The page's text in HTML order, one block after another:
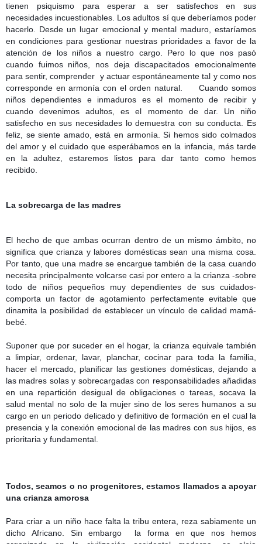
tienen psiquismo para esperar a ser satisfechos en sus
necesidades incuestionables. Los adultos sí que deberíamos poder
hacerlo. Desde un lugar emocional y mental maduro, estaríamos
en condiciones para gestionar nuestras prioridades a favor de la
atención de los niños a nuestro cargo. Pero lo que nos pasó
cuando fuimos niños, nos deja discapacitados emocionalmente
para sentir, comprender y actuar espontáneamente tal y como nos
corresponde en armonía con el orden natural.
Cuando somos
niños dependientes e inmaduros es el momento de recibir y
cuando devenimos adultos, es el momento de dar. Un niño
satisfecho en sus necesidades lo demuestra con su conducta. Es
feliz, se siente amado, está en armonía. Si hemos sido colmados
del amor y el cuidado que esperábamos en la infancia, más tarde
en la adultez, estaremos listos para dar tanto como hemos
recibido.
La sobrecarga de las madres
El hecho de que ambas ocurran dentro de un mismo ámbito, no
significa que crianza y labores domésticas sean una misma cosa.
Por tanto, que una madre se encargue también de la casa cuando
necesita principalmente volcarse casi por entero a la crianza -sobre
todo de niños pequeños muy dependientes de sus cuidados-
comporta un factor de agotamiento perfectamente evitable que
dinamita la posibilidad de establecer un vínculo de calidad mamá-
bebé.
Suponer que por suceder en el hogar, la crianza equivale también
a limpiar, ordenar, lavar, planchar, cocinar para toda la familia,
hacer el mercado, planificar las gestiones domésticas, dejando a
las madres solas y sobrecargadas con responsabilidades añadidas
en una repartición desigual de obligaciones o tareas, socava la
salud mental no solo de la mujer sino de los seres humanos a su
cargo en un periodo delicado y definitivo de formación en el cual la
presencia y la conexión emocional de las madres con sus hijos, es
prioritaria y fundamental.
Todos, seamos o no progenitores, estamos llamados a apoyar
una crianza amorosa
Para criar a un niño hace falta la tribu entera, reza sabiamente un
dicho Africano. Sin embargo
la forma en que nos hemos